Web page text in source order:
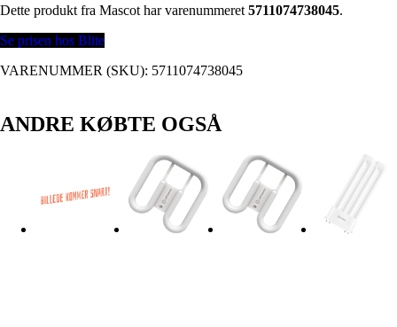
Dette produkt fra Mascot har varenummeret 5711074738045.
Se prisen hos Blite
VARENUMMER (SKU): 5711074738045
ANDRE KØBTE OGSÅ